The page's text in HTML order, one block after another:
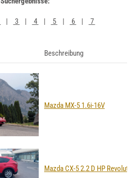
3 4 5 6 7
Beschreibung
Mazda MX-5 1.6i-16V
Mazda CX-5 2.2 D HP